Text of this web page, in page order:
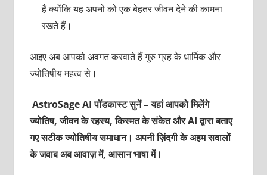
हैं क्योंकि यह अपनों को एक बेहतर जीवन देने की कामना
रखते हैं।
आइए अब आपको अवगत करवाते हैं गुरु ग्रह के धार्मिक और
ज्योतिषीय महत्व से।
AstroSage AI पॉडकास्ट सुनें – यहां आपको मिलेंगे
ज्योतिष, जीवन के रहस्य, किस्मत के संकेत और AI द्वारा बताए
गए सटीक ज्योतिषीय समाधान। अपनी ज़िंदगी के अहम सवालों
के जवाब अब आवाज़ में, आसान भाषा में।